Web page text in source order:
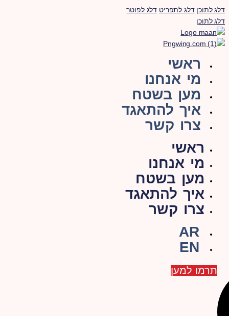
דלג לתוכן דלג לתפריט דלג לפוטר
דלג לתוכן
ראשי
מי אנחנו
מען בשטח
איך להתאגד
צרו קשר
ראשי
מי אנחנו
מען בשטח
איך להתאגד
צרו קשר
AR
EN
תרמו למען